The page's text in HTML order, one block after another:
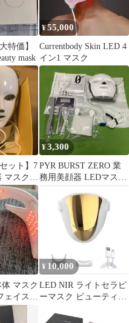
特価】
mask
¥55,000
Currentbody Skin LED 4
イン1 マスク
ット】7
マスク
ハリ肌
¥3,300
PYR BURST ZERO 業
務用美顔器 LEDマス
マスク
ェイスケ
¥ 10,000
LED NIR ライトセラピ
ーマスク ビューティー